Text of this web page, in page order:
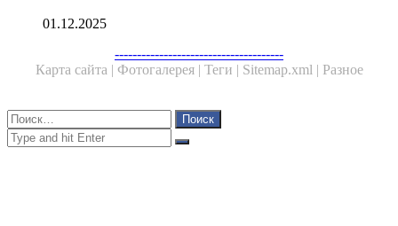
01.12.2025
--------------------------------------
Карта сайта | Фотогалерея | Теги | Sitemap.xml | Разное
Close
Найти:
Close
Search